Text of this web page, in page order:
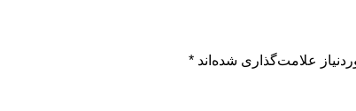
علامت‌گذاری شده‌اند *